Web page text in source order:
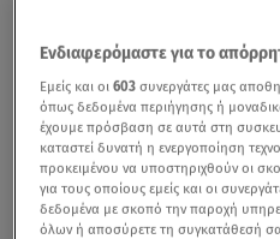
Ενδιαφερόμαστε για το
Εμείς και οι603 συνεργάτες μας
όπως δεδομένα περιήγησης ή
έχουμε πρόσβαση σε αυτά στη
καταστεί δυνατή η ενεργοποίηση
προκειμένου να υποστηριχθούν οι
για τους οποίους εμείς και οι
δεδομένα με σκοπό την παροχή
όλων ή αποσύρετε τη συγκατάθεσή